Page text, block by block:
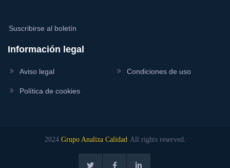
Suscribirse al boletín
Información legal
Aviso legal Condiciones de uso
Política de cookies
2024 Grupo Analiza Calidad All rights reserved.